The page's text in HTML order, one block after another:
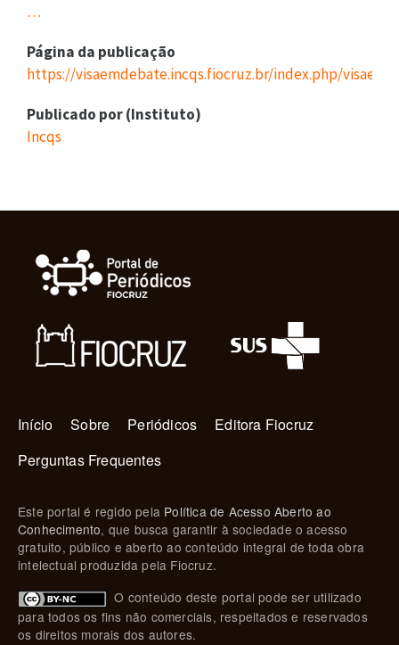
…
Página da publicação
https://visaemdebate.incqs.fiocruz.br/index.php/
Publicado por (Instituto)
Incqs
Navegação principal
Início Sobre Periódicos
Editora Fiocruz
Perguntas Frequentes
Este portal é regido pela Política de Acesso Aberto ao
Conhecimento, que busca garantir à sociedade o acesso
gratuito, público e aberto ao conteúdo integral de toda obra
intelectual produzida pela Fiocruz.
O conteúdo deste portal pode ser utilizado
para todos os fins não comerciais, respeitados e reservados
os direitos morais dos autores.